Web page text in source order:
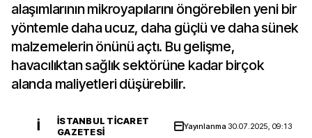
alaşımlarının mikroyapılarını öngörebilen yeni bir
yöntemle daha ucuz, daha güçlü ve daha sünek
malzemelerin önünü açtı. Bu gelişme,
havacılıktan sağlık sektörüne kadar birçok
alanda maliyetleri düşürebilir.
İ
İSTANBUL TICARET
GAZETESI
Yayınlanma 30.07.2025, 09:13